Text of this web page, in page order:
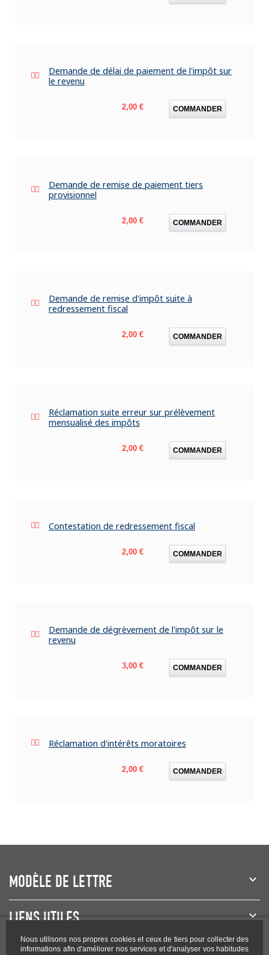
Nous utilisons nos propres cookies et ceux de tiers pour collecter des
informations afin d'améliorer nos services et d'analyser vos habitudes
Demande de délai de paiement de l'impôt sur
le revenu
Prix
2,00 € COMMANDER
Demande de remise de paiement tiers
provisionnel
Prix
2,00 € COMMANDER
Demande de remise d'impôt suite à
redressement fiscal
Prix
2,00 € COMMANDER
Réclamation suite erreur sur prélèvement
mensualisé des impôts
Prix
2,00 € COMMANDER
Contestation de redressement fiscal
Prix
2,00 € COMMANDER
Demande de dégrèvement de l'impôt sur le
revenu
Prix
3,00 € COMMANDER
Réclamation d'intérêts moratoires
Prix
2,00 € COMMANDER
MODÈLE DE LETTRE
LIENS UTILES